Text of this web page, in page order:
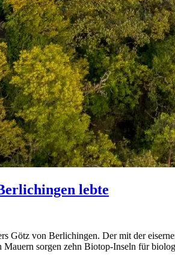
lebte
Götz von Berlichingen. Der mit der
sorgen zehn Biotop-Inseln für